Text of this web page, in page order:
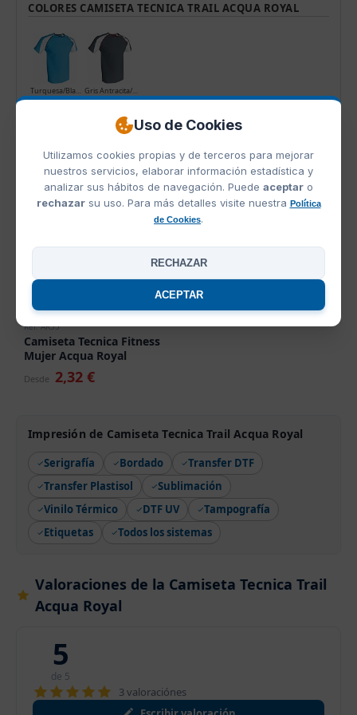
Uso de Cookies
Utilizamos cookies propias y de terceros para mejorar
nuestros servicios, elaborar información estadística y
analizar sus hábitos de navegación. Puede aceptar o
rechazarsu uso. Para más detalles visite nuestra Política
de Cookies.
RECHAZAR
ACEPTAR
COLORES CAMISETA TECNICA TRAIL ACQUA ROYAL
Turquesa/Blanco/Negro Gris Antracita/Blanco/Rojo
Ref. AR35
Camiseta Tecnica Fitness
Mujer Acqua Royal
Desde 2,32 €
Impresión de Camiseta Tecnica Trail Acqua Royal
Serigrafía Bordado
Transfer DTF
Transfer Plastisol
Sublimación
Vinilo Térmico
DTF UV
Tampografía
Etiquetas
Todos los sistemas
Valoraciones de la Camiseta Tecnica Trail
Acqua Royal
5
de 5
3 valoraciónes